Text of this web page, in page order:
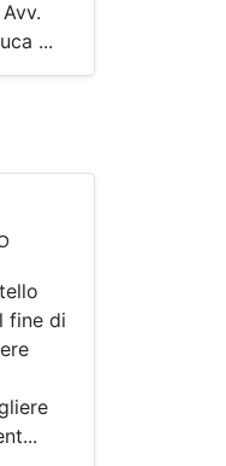
...
fine di